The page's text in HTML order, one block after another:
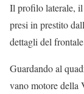
Il profilo laterale,
presi in prestito
dettagli del
Guardando al
vano motore della